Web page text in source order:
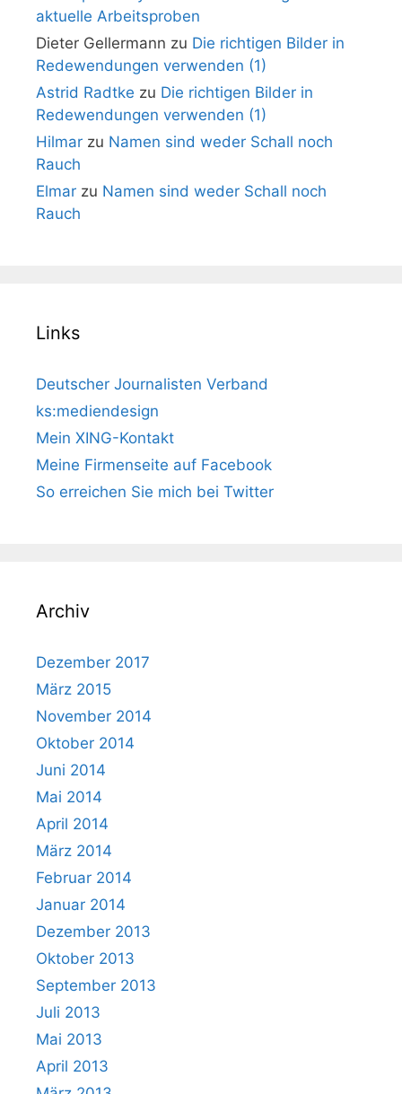
aktuelle Arbeitsproben
Dieter Gellermann zu Die richtigen Bilder in
Redewendungen verwenden (1)
Astrid Radtke zu Die richtigen Bilder in
Redewendungen verwenden (1)
Hilmar zu Namen sind weder Schall noch
Rauch
Elmar zu Namen sind weder Schall noch
Rauch
Links
Deutscher Journalisten Verband
ks:mediendesign
Mein XING-Kontakt
Meine Firmenseite auf Facebook
So erreichen Sie mich bei Twitter
Archiv
Dezember 2017
März 2015
November 2014
Oktober 2014
Juni 2014
Mai 2014
April 2014
März 2014
Februar 2014
Januar 2014
Dezember 2013
Oktober 2013
September 2013
Juli 2013
Mai 2013
April 2013